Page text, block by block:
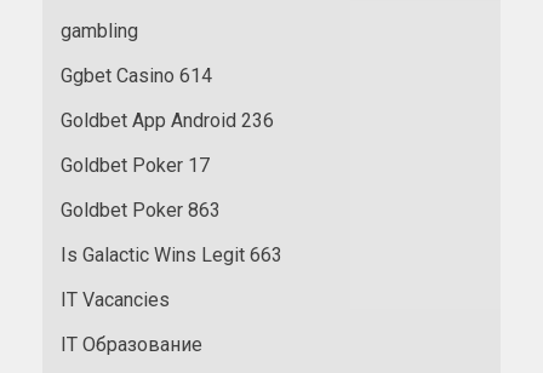
gambling
Ggbet Casino 614
Goldbet App Android 236
Goldbet Poker 17
Goldbet Poker 863
Is Galactic Wins Legit 663
IT Vacancies
IT Образование